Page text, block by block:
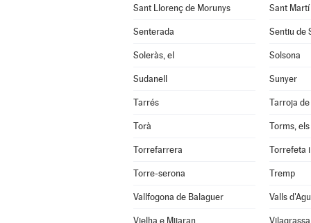
Sant Llorenç de Morunys Sant
Senterada Sentiu de
Soleràs, el Solsona
Sudanell Sunyer
Tarrés Tarroja
Torà Torms, els
Torrefarrera Torrefeta
Torre-serona Tremp
Vallfogona de Balaguer Valls
Vielha e Mijaran Vilagrassa